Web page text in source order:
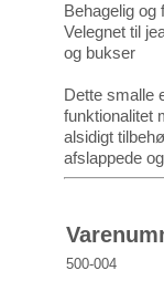
Behagelig og
Velegnet til
og bukser
Dette smalle
funktionalitet
alsidigt
afslappede
500-004